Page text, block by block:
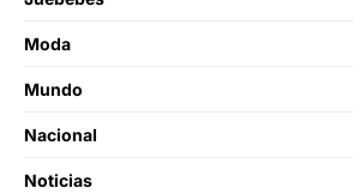
Moda
Mundo
Nacional
Noticias